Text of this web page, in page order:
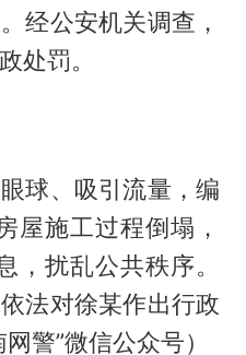
经公安机关调查，
处罚。
球、吸引流量，编
屋施工过程倒塌，
，扰乱公共秩序。
法对徐某作出行政
警”微信公众号）